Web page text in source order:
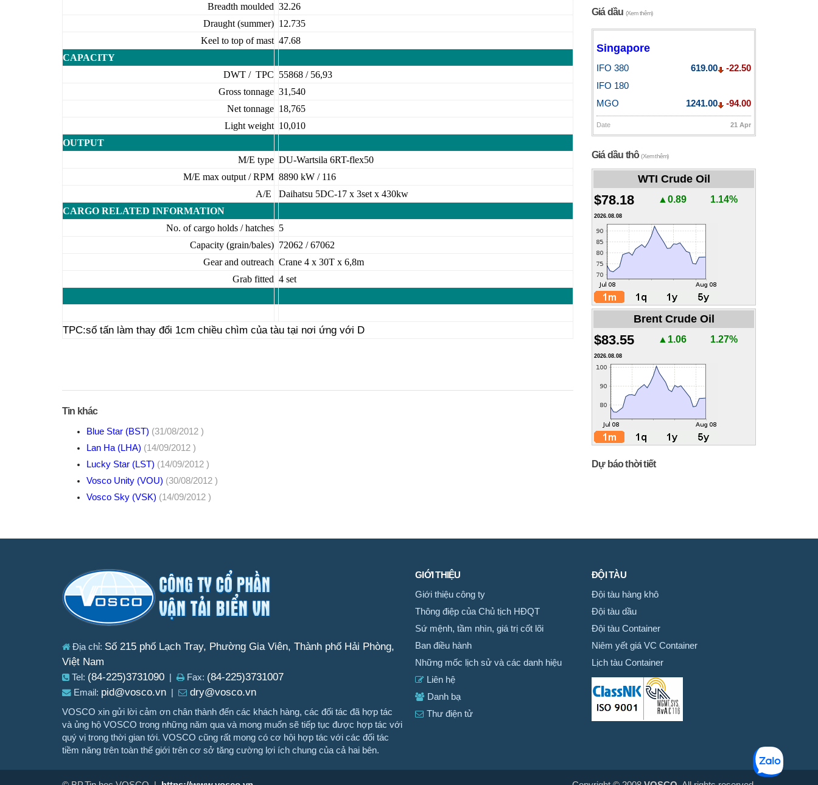
Breadth moulded 32.26
Draught (summer) 12.735
Keel to top of mast 47.68
CAPACITY
DWT / TPC 55868 / 56,93
Gross tonnage 31,540
Net tonnage 18,765
Light weight 10,010
OUTPUT
M/E type DU-Wartsila 6RT-flex50
M/E max output / RPM 8890 kW / 116
A/E
Daihatsu 5DC-17 x 3set x 430kw
CARGO RELATED INFORMATION
No. of cargo holds / hatches 5
Capacity (grain/bales) 72062 / 67062
Gear and outreach Crane 4 x 30T x 6,8m
Grab fitted 4 set
TPC:số tấn làm thay đổi 1cm chiều chìm của tàu tại nơi ứng với D
Tin khác
Blue Star (BST) (31/08/2012 )
Lan Ha (LHA) (14/09/2012 )
Lucky Star (LST) (14/09/2012 )
Vosco Unity (VOU) (30/08/2012 )
Vosco Sky (VSK) (14/09/2012 )
Giá dầu (Xem thêm)
Singapore
IFO 380 619.00
-22.50
IFO 180
MGO
1241.00 -94.00
Date 21 Apr
Giá dầu thô(Xem thêm)
WTI Crude Oil
$78.18 ▲0.89 1.14%
2026.08.08
Brent Crude Oil
$83.55 ▲1.06 1.27%
2026.08.08
Dự báo thời tiết
Địa chỉ: Số 215 phố Lạch Tray, Phường Gia Viên, Thành phố Hải Phòng,
Việt Nam
Tel: (84-225)3731090 | Fax: (84-225)3731007
Email: pid@vosco.vn | dry@vosco.vn
VOSCO xin gửi lời cảm ơn chân thành đến các khách hàng, các đối tác đã hợp tác
và ủng hộ VOSCO trong những năm qua và mong muốn sẽ tiếp tục được hợp tác với
quý vị trong thời gian tới. VOSCO cũng rất mong có cơ hội hợp tác với các đối tác
tiềm năng trên toàn thế giới trên cơ sở tăng cường lợi ích chung của cả hai bên.
GIỚI THIỆU
Giới thiệu công ty
Thông điệp của Chủ tịch HĐQT
Sứ mệnh, tầm nhìn, giá trị cốt lõi
Ban điều hành
Những mốc lịch sử và các danh hiệu
Liên hệ
Danh bạ
Thư điện tử
ĐỘI TÀU
Đội tàu hàng khô
Đội tàu dầu
Đội tàu Container
Niêm yết giá VC Container
Lịch tàu Container